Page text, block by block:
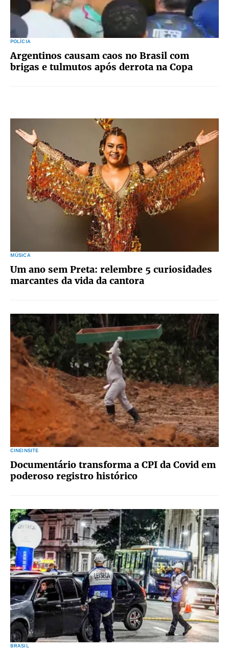
POLÍCIA
Argentinos causam caos no Brasil com
brigas e tulmutos após derrota na Copa
MÚSICA
Um ano sem Preta: relembre 5 curiosidades
marcantes da vida da cantora
CINEINSITE
Documentário transforma a CPI da Covid em
poderoso registro histórico
BRASIL